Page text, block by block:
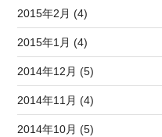
2015年2月 (4)
2015年1月 (4)
2014年12月 (5)
2014年11月 (4)
2014年10月 (5)